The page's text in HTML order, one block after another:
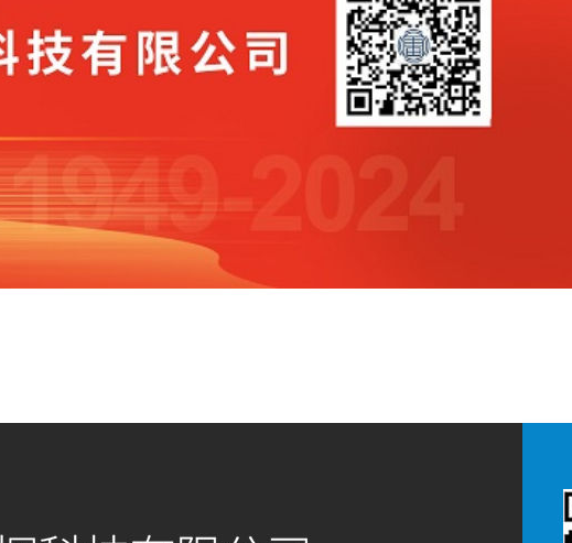
雷探与您相约南京
达圆满完成 2023年杭州亚（残）运会期间环境空气质量保障工作